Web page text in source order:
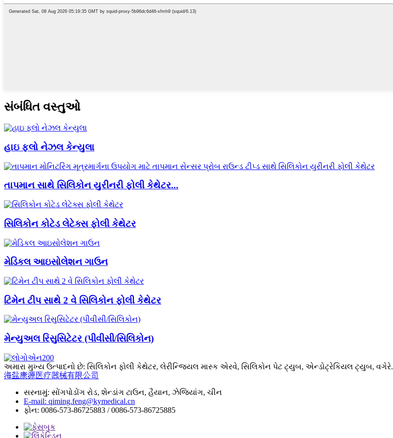
સંબંધિત વસ્તુઓ
હાઇ ફ્લો નેઝલ કેન્યુલા
તાપમાન સાથે સિલિકોન યુરીનરી ફોલી કેથેટર...
સિલિકોન કોટેડ લેટેક્સ ફોલી કેથેટર
મેડિકલ આઇસોલેશન ગાઉન
ટિમેન ટીપ સાથે 2 વે સિલિકોન ફોલી કેથેટર
મેન્યુઅલ રિસુસિટેટર (પીવીસી/સિલિકોન)
અમારા મુખ્ય ઉત્પાદનો છે: સિલિકોન ફોલી કેથેટર, લેરીન્જિયલ માસ્ક એરવે, સિલિકોન પેટ ટ્યુબ, એન્ડોટ્રેકિયલ ટ્યુબ, વગેરે.
海盐康源医疗器械有限公司
સરનામું: સોંગપોડોંગ રોડ, શેન્ડાંગ ટાઉન, હૈયાન, ઝેજિયાંગ, ચીન
E-mail: qiming.feng@kymedical.cn
ફોન: 0086-573-86725883 / 0086-573-86725885